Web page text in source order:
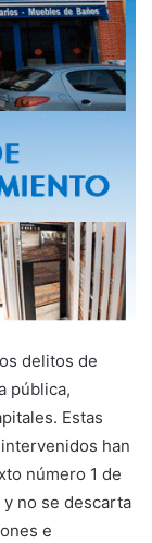
delitos de
pública,
Estas
han
número 1 de
no se descarta
e